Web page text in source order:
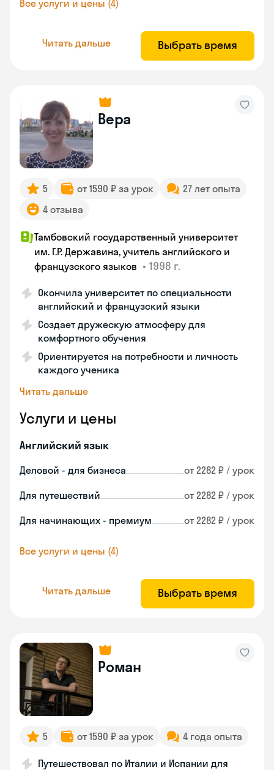
Все услуги и цены (4)
Читать дальше Выбрать время
Вера
5 от 1590 ₽ за урок
27 лет опыта
4 отзыва
Тамбовский государственный университет
им. Г.Р. Державина, учитель английского и
французского языков • 1998 г.
Окончила университет по специальности
английский и французский языки
Создает дружескую атмосферу для
комфортного обучения
Ориентируется на потребности и личность
каждого ученика
Читать дальше
Услуги и цены
Английский язык
Деловой - для бизнеса от 2282 ₽ / урок
Для путешествий от 2282 ₽ / урок
Для начинающих - премиум от 2282 ₽ / урок
Все услуги и цены (4)
Читать дальше Выбрать время
Роман
5 от 1590 ₽ за урок 4 года опыта
Путешествовал по Италии и Испании для